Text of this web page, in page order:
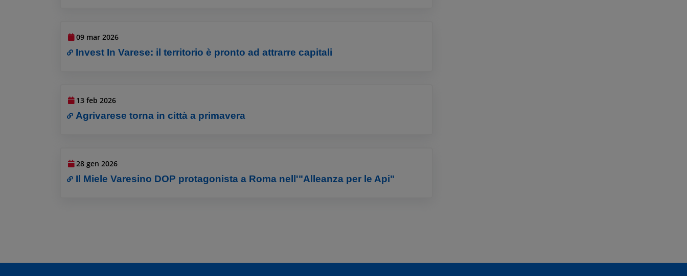
09 mar 2026
Invest In Varese: il territorio è pronto ad attrarre capitali
13 feb 2026
Agrivarese torna in città a primavera
28 gen 2026
Il Miele Varesino DOP protagonista a Roma nell'"Alleanza per le Api"